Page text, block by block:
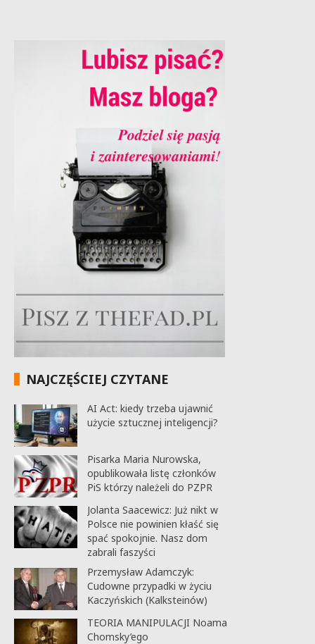
NAJCZĘŚCIEJ CZYTANE
AI Act: kiedy trzeba ujawnić
użycie sztucznej inteligencji?
Pisarka Maria Nurowska,
opublikowała listę członków
PiS którzy należeli do PZPR
Jolanta Saacewicz: Już nikt w
Polsce nie powinien kłaść się
spać spokojnie. Nasz dom
zabrali faszyści
Przemysław Adamczyk:
Cudowne przypadki w życiu
Kaczyńskich (Kalksteinów)
TEORIA MANIPULACJI Noama
Chomsky’ego